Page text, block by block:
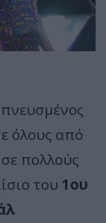
όλους από
πολλούς
του 1ου